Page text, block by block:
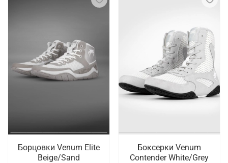
Борцовки Venum Elite
Beige/Sand
Боксерки Venum
Contender White/Grey